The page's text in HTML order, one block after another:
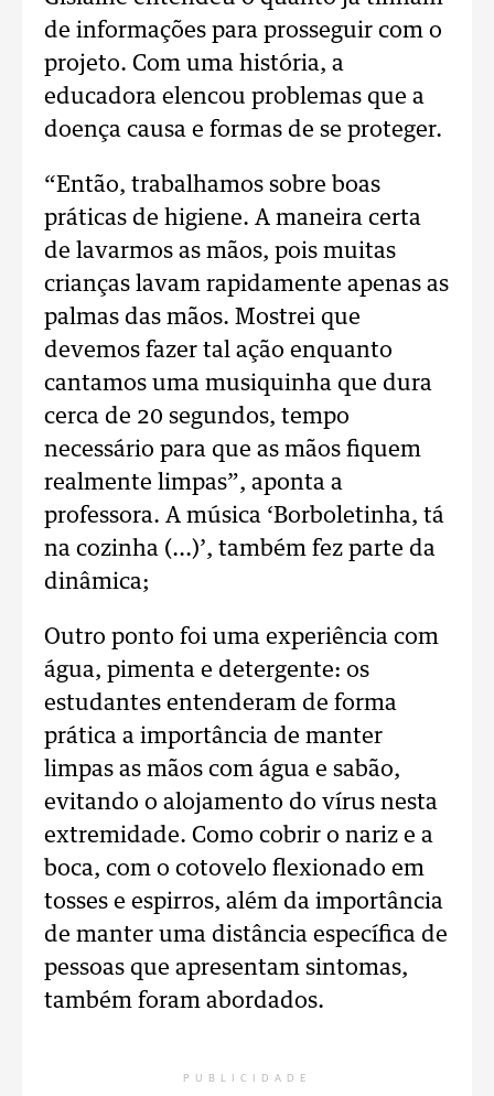
de informações para prosseguir com o
projeto. Com uma história, a
educadora elencou problemas que a
doença causa e formas de se proteger.
“Então, trabalhamos sobre boas
práticas de higiene. A maneira certa
de lavarmos as mãos, pois muitas
crianças lavam rapidamente apenas as
palmas das mãos. Mostrei que
devemos fazer tal ação enquanto
cantamos uma musiquinha que dura
cerca de 20 segundos, tempo
necessário para que as mãos fiquem
realmente limpas”, aponta a
professora. A música ‘Borboletinha, tá
na cozinha (...)’, também fez parte da
dinâmica;
Outro ponto foi uma experiência com
água, pimenta e detergente: os
estudantes entenderam de forma
prática a importância de manter
limpas as mãos com água e sabão,
evitando o alojamento do vírus nesta
extremidade. Como cobrir o nariz e a
boca, com o cotovelo flexionado em
tosses e espirros, além da importância
de manter uma distância específica de
pessoas que apresentam sintomas,
também foram abordados.
PUBLICIDADE